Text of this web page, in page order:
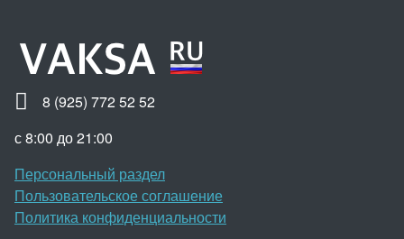
8 (925) 772 52 52
с 8:00 до 21:00
Персональный раздел
Пользовательское соглашение
Политика конфиденциальности